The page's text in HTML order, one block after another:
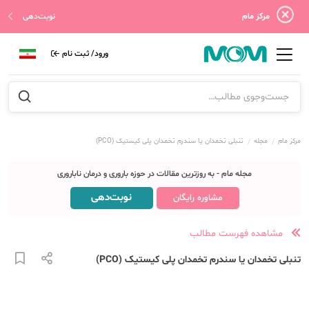
مرکز مام نوبت‌دهی
ورود/ ثبت نام
مرکز مام مجله تنبلی تخمدان یا سندرم تخمدان پلی کیستیک (PCO)
مجله مام - به روزترین مقالات در حوزه باروری و درمان ناباروری
مشاوره رایگان نوبت‌دهی
مشاهده فهرست مطالب
تنبلی تخمدان یا سندرم تخمدان پلی کیستیک (PCO)